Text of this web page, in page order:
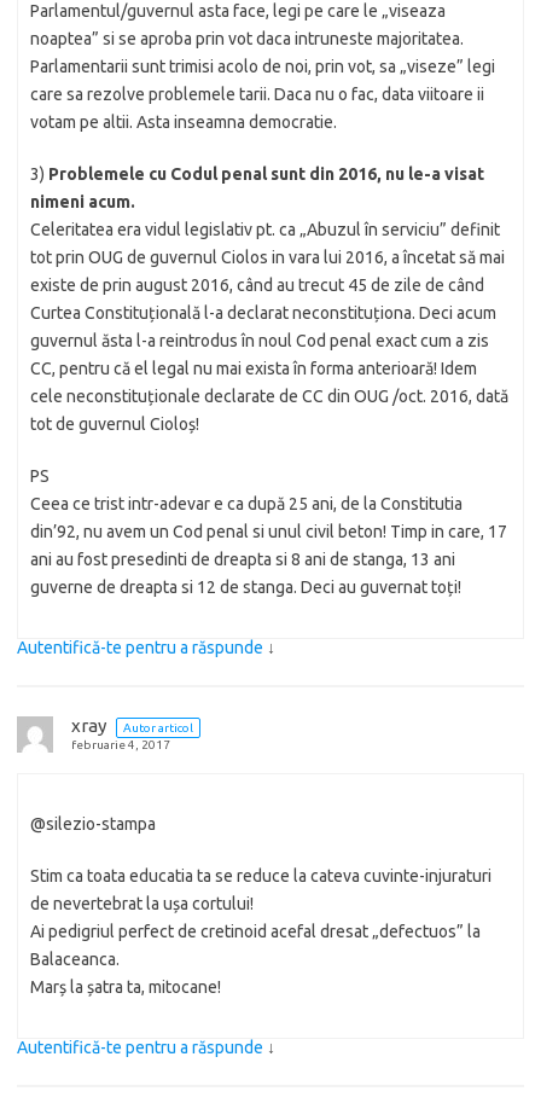
Parlamentul/guvernul asta face, legi pe care le „viseaza
noaptea” si se aproba prin vot daca intruneste majoritatea.
Parlamentarii sunt trimisi acolo de noi, prin vot, sa „viseze” legi
care sa rezolve problemele tarii. Daca nu o fac, data viitoare ii
votam pe altii. Asta inseamna democratie.
3) Problemele cu Codul penal sunt din 2016, nu le-a visat
nimeni acum.
Celeritatea era vidul legislativ pt. ca „Abuzul în serviciu” definit
tot prin OUG de guvernul Ciolos in vara lui 2016, a încetat să mai
existe de prin august 2016, când au trecut 45 de zile de când
Curtea Constituțională l-a declarat neconstituționa. Deci acum
guvernul ăsta l-a reintrodus în noul Cod penal exact cum a zis
CC, pentru că el legal nu mai exista în forma anterioară! Idem
cele neconstituționale declarate de CC din OUG /oct. 2016, dată
tot de guvernul Cioloș!
PS
Ceea ce trist intr-adevar e ca după 25 ani, de la Constitutia
din’92, nu avem un Cod penal si unul civil beton! Timp in care, 17
ani au fost presedinti de dreapta si 8 ani de stanga, 13 ani
guverne de dreapta si 12 de stanga. Deci au guvernat toți!
Autentifică-te pentru a răspunde ↓
xray
Autor articol
februarie 4, 2017
@silezio-stampa
Stim ca toata educatia ta se reduce la cateva cuvinte-injuraturi
de nevertebrat la ușa cortului!
Ai pedigriul perfect de cretinoid acefal dresat „defectuos” la
Balaceanca.
Marș la șatra ta, mitocane!
Autentifică-te pentru a răspunde ↓